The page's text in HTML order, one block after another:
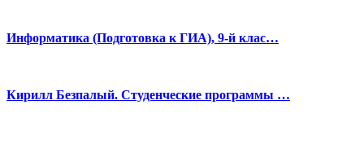
Информатика (Подготовка к ГИА), 9-й клас…
Кирилл Безпалый. Студенческие программы …